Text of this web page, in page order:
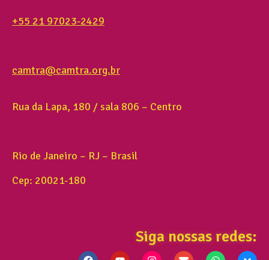
+55 21 97023-2429
camtra@camtra.org.br
Rua da Lapa, 180 / sala 806 – Centro
Rio de Janeiro – RJ – Brasil
Cep: 20021-180
Siga nossas redes: